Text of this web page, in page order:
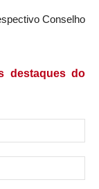
Conselho
destaques do